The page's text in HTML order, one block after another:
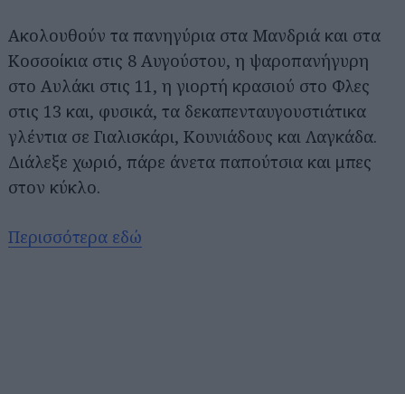
Ακολουθούν τα πανηγύρια στα Μανδριά και στα
Κοσσοίκια στις 8 Αυγούστου, η ψαροπανήγυρη
στο Αυλάκι στις 11, η γιορτή κρασιού στο Φλες
στις 13 και, φυσικά, τα δεκαπενταυγουστιάτικα
γλέντια σε Γιαλισκάρι, Κουνιάδους και Λαγκάδα.
Διάλεξε χωριό, πάρε άνετα παπούτσια και μπες
στον κύκλο.
Περισσότερα εδώ